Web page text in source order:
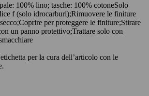
100% lino; tasche: 100% cotoneSolo
f (solo idrocarburi);Rimuovere le finiture
Coprire per proteggere le finiture;Stirare
un panno protettivo;Trattare solo con
per la cura dell’articolo con le